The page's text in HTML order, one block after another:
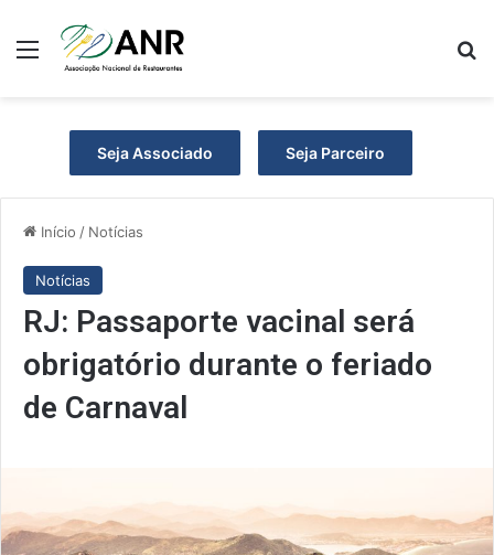
Menu
Seja Associado Seja Parceiro
Início / Notícias
Notícias
RJ: Passaporte vacinal será
obrigatório durante o feriado
de Carnaval